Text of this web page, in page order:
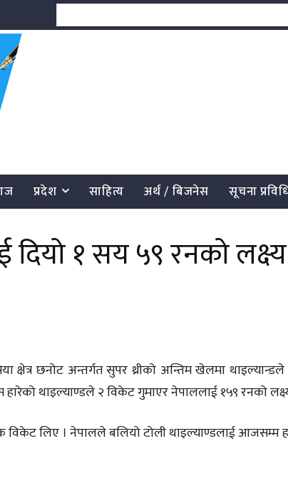
प्रदेश साहित्य अर्थ / बिजनेस सूचना
१ सय ५९ रनको लक्ष्य
क्षेत्र छनोट अन्तर्गत सुपर थ्रीको अन्तिम खेलमा
थाइल्याण्डले २ विकेट गुमाएर नेपाललाई १५९ रनको
विकेट लिए । नेपालले बलियो टोली थाइल्याण्डलाई